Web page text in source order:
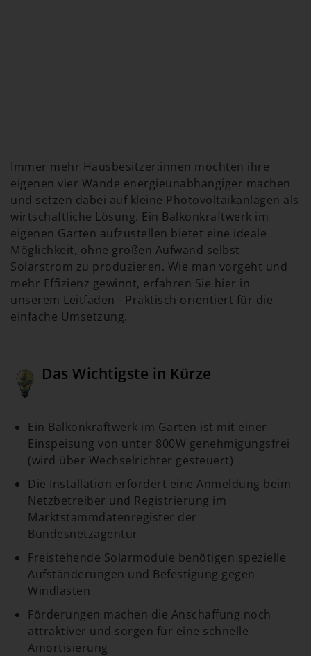
Immer mehr Hausbesitzer:innen möchten ihre
eigenen vier Wände energieunabhängiger machen
und setzen dabei auf kleine Photovoltaikanlagen als
wirtschaftliche Lösung. Ein Balkonkraftwerk im
eigenen Garten aufzustellen bietet eine ideale
Möglichkeit, ohne großen Aufwand selbst
Solarstrom zu produzieren. Wie man vorgeht und
mehr Effizienz gewinnt, erfahren Sie hier in
unserem Leitfaden - Praktisch orientiert für die
einfache Umsetzung.
Das Wichtigste in Kürze
Ein Balkonkraftwerk im Garten ist mit einer
Einspeisung von unter 800W genehmigungsfrei
(wird über Wechselrichter gesteuert)
Die Installation erfordert eine Anmeldung beim
Netzbetreiber und Registrierung im
Marktstammdatenregister der
Bundesnetzagentur
Freistehende Solarmodule benötigen spezielle
Aufständerungen und Befestigung gegen
Windlasten
Förderungen machen die Anschaffung noch
attraktiver und sorgen für eine schnelle
Amortisierung